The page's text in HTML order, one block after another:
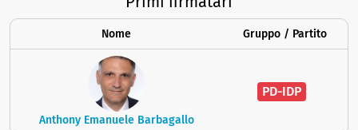
Nome Gruppo / Partito
Anthony Emanuele Barbagallo
PD-IDP